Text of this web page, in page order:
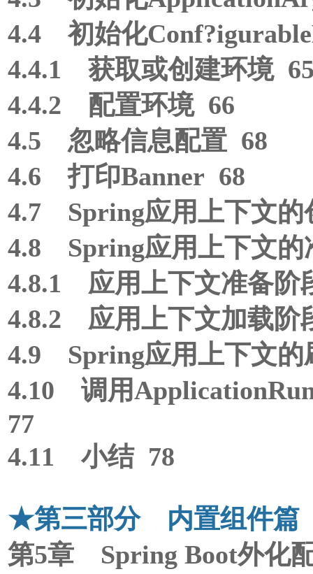
4.4 初始化
4.4.1 获取或创建环境
4.4.2 配置环境 66
4.5 忽略信息配置 68
4.6 打印Banner 68
4.7 Spring应用上下文的
4.8 Spring应用上下文的
4.8.1 应用上下文准备阶
4.8.2 应用上下文加载阶
4.9 Spring应用上下文的
4.10 调用
77
4.11 小结 78
★第三部分 内置组件篇
第5章 Spring Boot外化